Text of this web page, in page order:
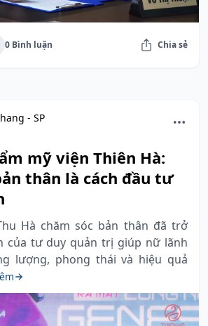
0 Bình luận Chia sẻ
- SP
mỹ viện Thiên Hà:
thân là cách đầu tư
Hà chăm sóc bản thân đã trở
của tư duy quản trị giúp nữ lãnh
lượng, phong thái và hiệu quả